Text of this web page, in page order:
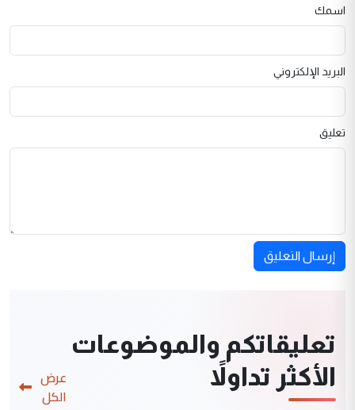
اسمك
البريد الإلكتروني
تعليق
إرسال التعليق
تعليقاتكم والموضوعات
الأكثر تداولاً
عرض
الكل